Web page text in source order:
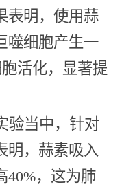
表明，使用蒜
噬细胞产生一
活化，显著提
验当中，针对
明，蒜素吸入
40%，这为肺